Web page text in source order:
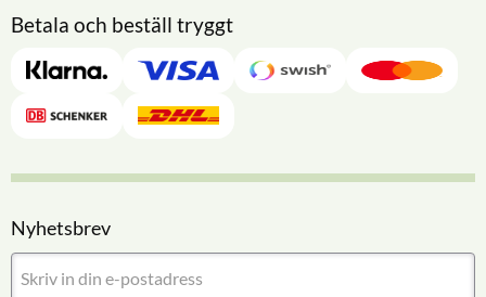
Betala och beställ tryggt
Nyhetsbrev